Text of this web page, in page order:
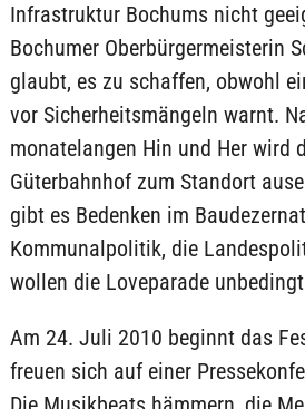
Infrastruktur Bochums nicht
Bochumer Oberbürgermeisterin
glaubt, es zu schaffen, obwohl
vor Sicherheitsmängeln warnt.
monatelangen Hin und Her wird
Güterbahnhof zum Standort
gibt es Bedenken im
Kommunalpolitik, die
wollen die Loveparade
Am 24. Juli 2010 beginnt das
freuen sich auf einer